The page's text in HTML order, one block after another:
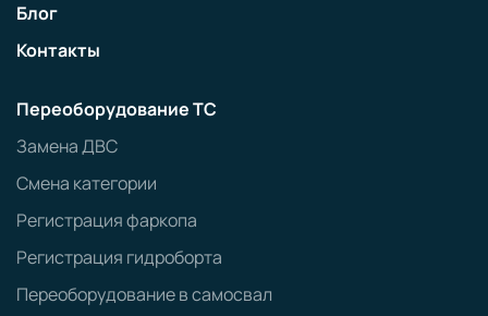
Блог
Контакты
Переоборудование ТС
Замена ДВС
Смена категории
Регистрация фаркопа
Регистрация гидроборта
Переоборудование в самосвал